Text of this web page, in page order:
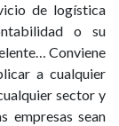
de logística
o su
Conviene
a cualquier
sector y
empresas sean